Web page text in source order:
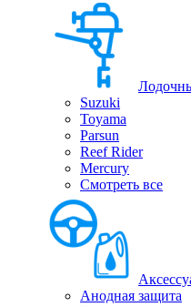
Suzuki
Toyama
Parsun
Reef Rider
Mercury
Смотреть все
Анодная защита